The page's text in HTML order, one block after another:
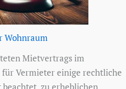
Wohnraum
Mietvertrags im
Vermieter einige rechtliche